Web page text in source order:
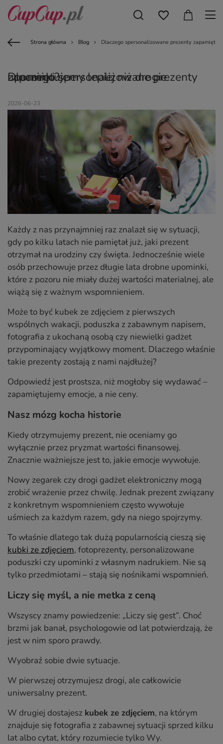
Strona główna Blog Dlaczego spersonalizowane prezenty
Dlaczego spersonalizowane prezenty zapamiętujemy lepiej niż drogie upominki?
2026-06-23
Każdy z nas przynajmniej raz znalazł się w sytuacji,
gdy po kilku latach nie pamiętał już, jaki prezent
otrzymał na urodziny czy święta. Jednocześnie wiele
osób przechowuje przez długie lata drobne upominki,
które z pozoru nie miały dużej wartości materialnej, ale
wiążą się z ważnym wspomnieniem.
Może to być kubek ze zdjęciem z pierwszych
wspólnych wakacji, poduszka z zabawnym napisem,
fotografia z ukochaną osobą czy niewielki gadżet
przypominający wyjątkowy moment. Dlaczego właśnie
takie prezenty zostają z nami najdłużej?
Odpowiedź jest prostsza, niż mogłoby się wydawać –
zapamiętujemy emocje, a nie ceny.
Nasz mózg kocha historie
Kiedy otrzymujemy prezent, nie oceniamy go
wyłącznie przez pryzmat wartości finansowej.
Znacznie ważniejsze jest to, jakie emocje wywołuje.
Nowy zegarek czy drogi gadżet elektroniczny mogą
zrobić wrażenie przez chwilę. Jednak prezent związany
z konkretnym wspomnieniem często wywołuje
uśmiech za każdym razem, gdy na niego spojrzymy.
To właśnie dlatego tak dużą popularnością cieszą się
kubki ze zdjęciem, fotoprezenty, personalizowane
poduszki czy upominki z własnym nadrukiem. Nie są
tylko przedmiotami – stają się nośnikami wspomnień.
Liczy się myśl, a nie metka z ceną
Wszyscy znamy powiedzenie: „Liczy się gest”. Choć
brzmi jak banał, psychologowie od lat potwierdzają, że
jest w nim sporo prawdy.
Wyobraź sobie dwie sytuacje.
W pierwszej otrzymujesz drogi, ale całkowicie
uniwersalny prezent.
W drugiej dostajesz kubek ze zdjęciem, na którym
znajduje się fotografia z zabawnej sytuacji sprzed kilku
lat albo cytat, który rozumiecie tylko Wy.